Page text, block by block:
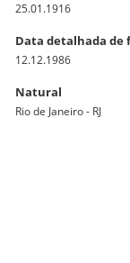
25.01.1916
Data detalhada de
12.12.1986
Natural
Rio de Janeiro - RJ